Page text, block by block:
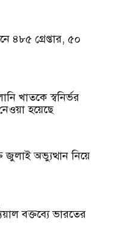
৪৮৫ গ্রেপ্তার, ৫০
খাতকে স্বনির্ভর
হয়েছে
জুলাই অভ্যুত্থান নিয়ে
বক্তব্যে ভারতের